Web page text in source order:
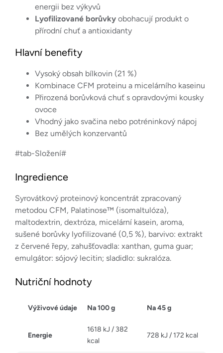
energii bez výkyvů
Lyofilizované borůvky obohacují produkt o
přírodní chuť a antioxidanty
Hlavní benefity
Vysoký obsah bílkovin (21 %)
Kombinace CFM proteinu a micelárního kaseinu
Přirozená borůvková chuť s opravdovými kousky
ovoce
Vhodný jako svačina nebo potréninkový nápoj
Bez umělých konzervantů
#tab-Složení#
Ingredience
Syrovátkový proteinový koncentrát zpracovaný
metodou CFM, Palatinose™ (isomaltulóza),
maltodextrin, dextróza, micelární kasein, aroma,
sušené borůvky lyofilizované (0,5 %), barvivo: extrakt
z červené řepy, zahušťovadla: xanthan, guma guar;
emulgátor: sójový lecitin; sladidlo: sukralóza.
Nutriční hodnoty
Výživové údaje Na 100 g Na 45 g
Energie
1618 kJ / 382
kcal
728 kJ / 172 kcal